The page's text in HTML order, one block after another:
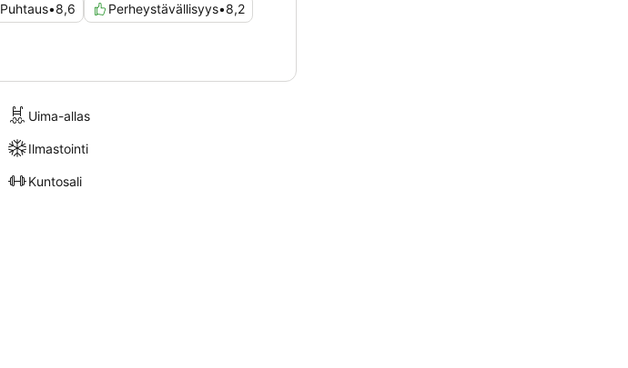
Puhtaus•8,6 Perheystävällisyys•8,2
Uima-allas
Ilmastointi
Kuntosali